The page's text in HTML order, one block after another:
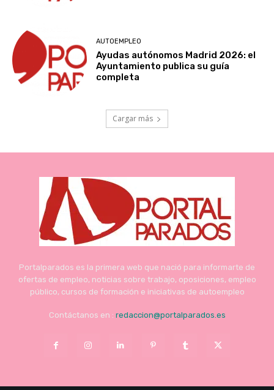
AUTOEMPLEO
Ayudas autónomos Madrid 2026: el
Ayuntamiento publica su guía
completa
Cargar más
Portalparados es la primera web que nació para informarte de
ofertas de empleo, noticias sobre trabajo, oposiciones, empleo
público, cursos de formación e iniciativas de autoempleo
Contáctanos en : redaccion@portalparados.es